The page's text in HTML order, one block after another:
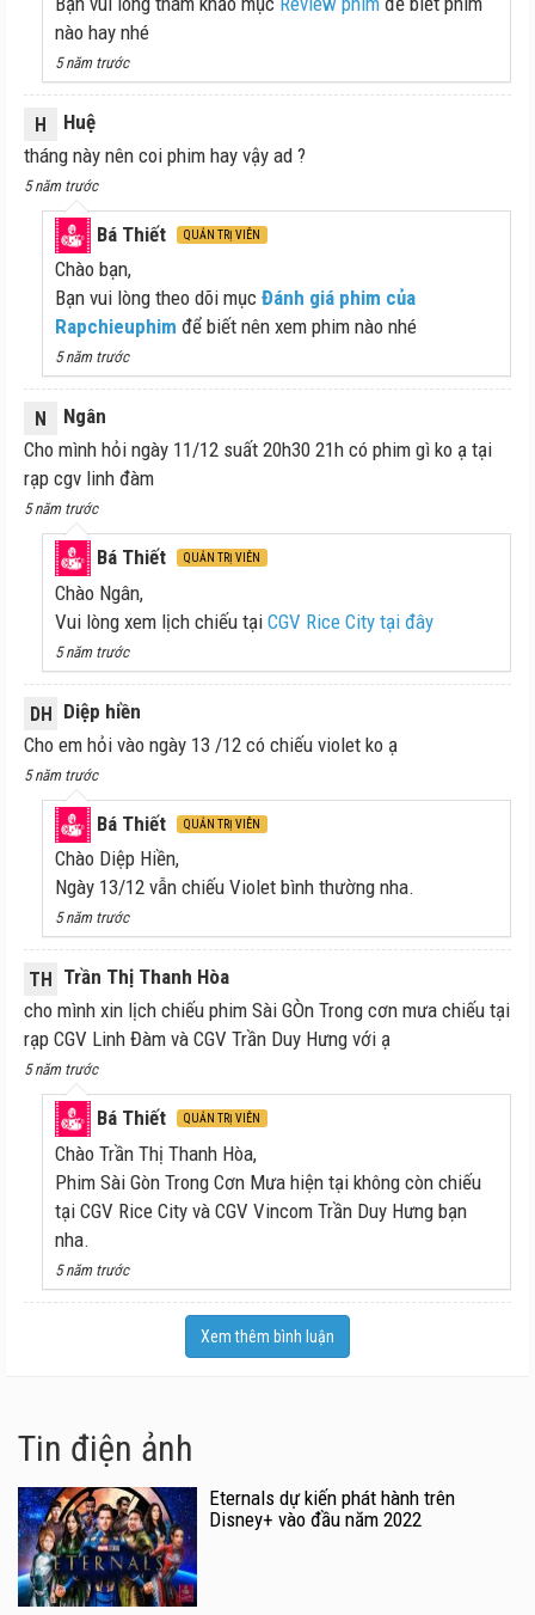
nào hay nhé
5 năm trước
H
Huệ
tháng này nên coi phim hay vậy ad ?
5 năm trước
Bá Thiết QUẢN TRỊ VIÊN
Chào bạn,
Bạn vui lòng theo dõi mục Đánh giá phim của
Rapchieuphim để biết nên xem phim nào nhé
5 năm trước
N
Ngân
Cho mình hỏi ngày 11/12 suất 20h30 21h có phim gì ko ạ tại
rạp cgv linh đàm
5 năm trước
Bá Thiết QUẢN TRỊ VIÊN
Chào Ngân,
Vui lòng xem lịch chiếu tại CGV Rice City tại đây
5 năm trước
DH Diệp hiền
Cho em hỏi vào ngày 13 /12 có chiếu violet ko ạ
5 năm trước
Bá Thiết QUẢN TRỊ VIÊN
Chào Diệp Hiền,
Ngày 13/12 vẫn chiếu Violet bình thường nha.
5 năm trước
TH Trần Thị Thanh Hòa
cho mình xin lịch chiếu phim Sài GÒn Trong cơn mưa chiếu tại
rạp CGV Linh Đàm và CGV Trần Duy Hưng với ạ
5 năm trước
Bá Thiết QUẢN TRỊ VIÊN
Chào Trần Thị Thanh Hòa,
Phim Sài Gòn Trong Cơn Mưa hiện tại không còn chiếu
tại CGV Rice City và CGV Vincom Trần Duy Hưng bạn
nha.
5 năm trước
Xem thêm bình luận
Tin điện ảnh
Eternals dự kiến phát hành trên
Disney+ vào đầu năm 2022